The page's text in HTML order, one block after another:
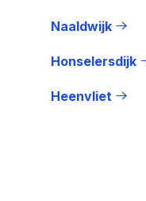
Naaldwijk
Honselersdijk
Heenvliet